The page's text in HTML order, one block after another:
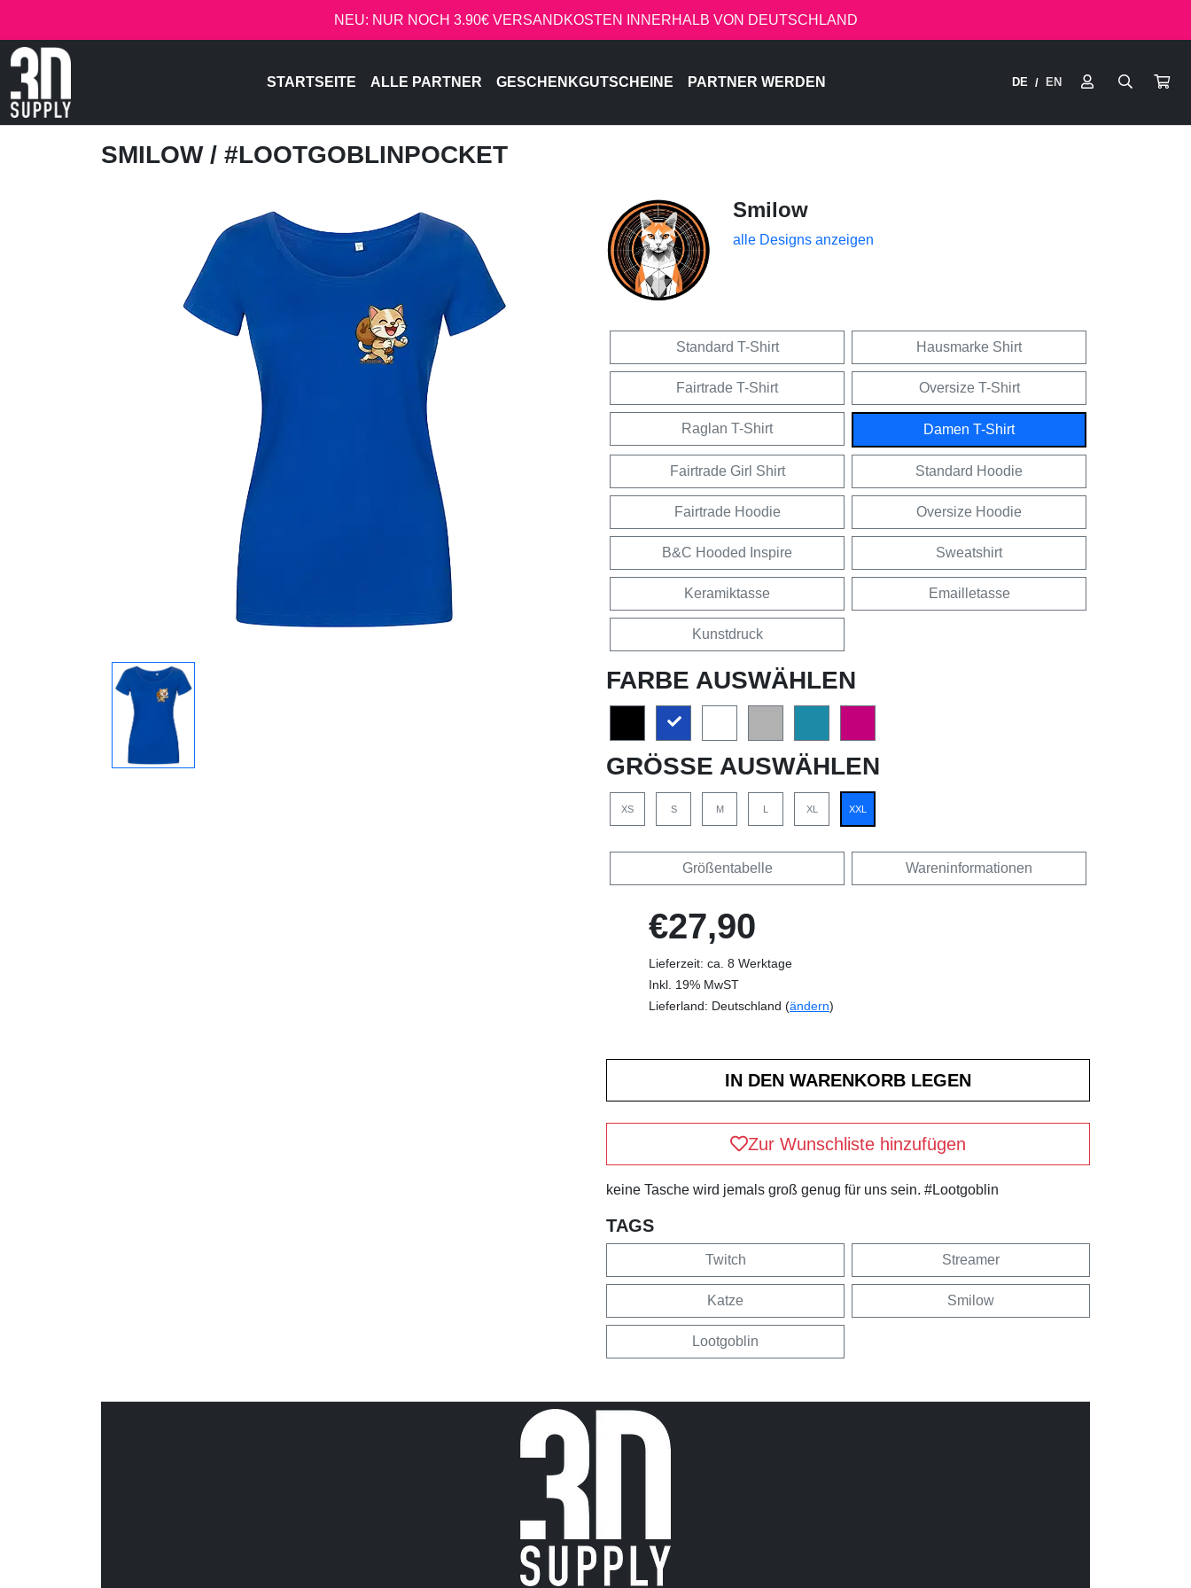
NEU: NUR NOCH 3.90€ VERSANDKOSTEN INNERHALB VON DEUTSCHLAND
STARTSEITE ALLE PARTNER GESCHENKGUTSCHEINE PARTNER WERDEN DE / EN
SMILOW / #LOOTGOBLINPOCKET
Smilow
alle Designs anzeigen
Standard T-Shirt Hausmarke Shirt
Fairtrade T-Shirt Oversize T-Shirt
Raglan T-Shirt Damen T-Shirt
Fairtrade Girl Shirt Standard Hoodie
Fairtrade Hoodie Oversize Hoodie
B&C Hooded Inspire Sweatshirt
Keramiktasse Emailletasse
Kunstdruck
FARBE AUSWÄHLEN
GRÖSSE AUSWÄHLEN
XS S M XL XXL
Größentabelle Wareninformationen
€27,90
Lieferzeit: ca. 8 Werktage
Inkl. 19% MwST
Lieferland: Deutschland (ändern)
Zur Wunschliste hinzufügen
keine Tasche wird jemals groß genug für uns sein. #Lootgoblin
TAGS
Twitch Streamer
Katze Smilow
Lootgoblin